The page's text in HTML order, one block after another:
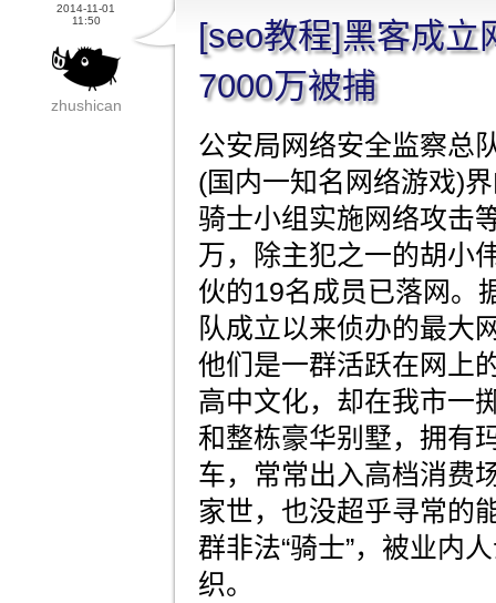
2014-11-01
11:50
zhushican
[seo教程]黑客成立
7000万被捕
公安局网络安全监察总
(国内一知名网络游戏)
骑士小组实施网络攻击
万，除主犯之一的胡小
伙的19名成员已落网。
队成立以来侦办的最大
他们是一群活跃在网上
高中文化，却在我市一
和整栋豪华别墅，拥有
车，常常出入高档消费
家世，也没超乎寻常的
群非法“骑士”，被业内
织。